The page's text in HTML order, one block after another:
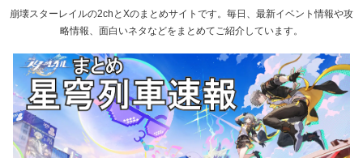
崩壊スターレイルの2chとXのまとめサイトです。毎日、最新イベント情報や攻
略情報、面白いネタなどをまとめてご紹介しています。